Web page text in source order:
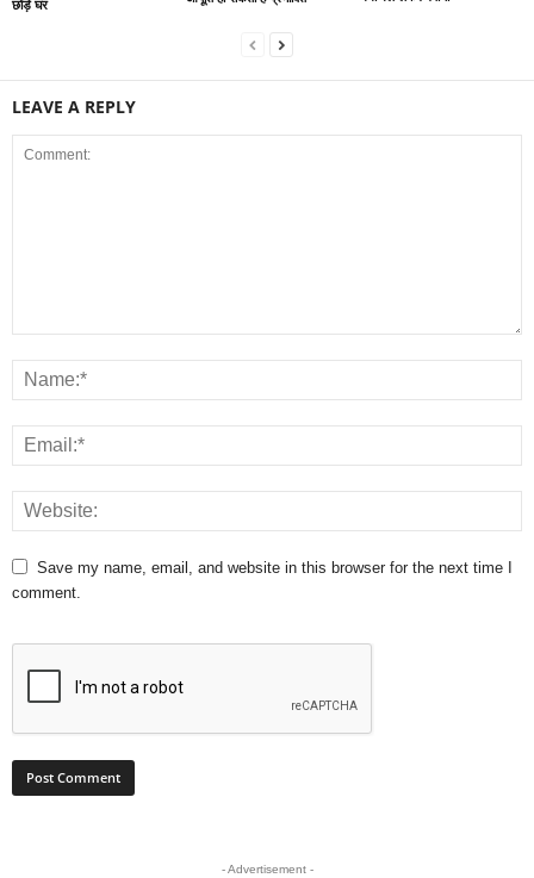
छोड़े घर
LEAVE A REPLY
Save my name, email, and website in this browser for the next time I
comment.
- Advertisement -